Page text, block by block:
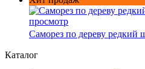
просмотр
Саморез по дереву редкий
Каталог